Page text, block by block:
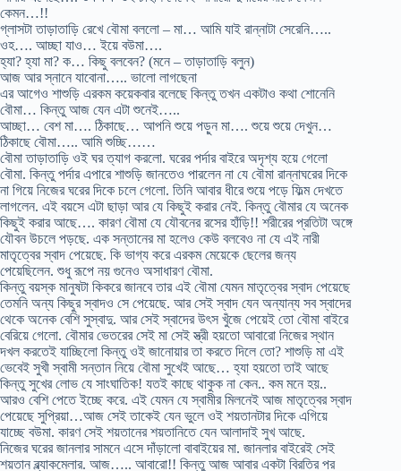
কেমন…!!
গ্লাসটা তাড়াতাড়ি রেখে বৌমা বললো – মা… আমি যাই রান্নাটা সেরেনি…..
ওহ…. আচ্ছা যাও… ইয়ে বউমা….
হ্যা? হ্যা মা? ক… কিছু বলবেন? (মনে – তাড়াতাড়ি বলুন)
আজ আর স্নানে যাবোনা….. ভালো লাগছেনা
এর আগেও শাশুড়ি এরকম কয়েকবার বলেছে কিন্তু তখন একটাও কথা শোনেনি
বৌমা… কিন্তু আজ যেন এটা শুনেই…..
আচ্ছা… বেশ মা…. ঠিকাছে… আপনি শুয়ে পড়ুন মা…. শুয়ে শুয়ে দেখুন…
ঠিকাছে বৌমা….. আমি শুচ্ছি……
বৌমা তাড়াতাড়ি ওই ঘর ত্যাগ করলো. ঘরের পর্দার বাইরে অদৃশ্য হয়ে গেলো
বৌমা. কিন্তু পর্দার এপারে শাশুড়ি জানতেও পারলেন না যে বৌমা রান্নাঘরের দিকে
না গিয়ে নিজের ঘরের দিকে চলে গেলো. তিনি আবার ধীরে শুয়ে পড়ে ফিল্ম দেখতে
লাগলেন. এই বয়সে এটা ছাড়া আর যে কিছুই করার নেই. কিন্তু বৌমার যে অনেক
কিছুই করার আছে…. কারণ বৌমা যে যৌবনের রসের হাঁড়ি!! শরীরের প্রতিটা অঙ্গে
যৌবন উচলে পড়ছে. এক সন্তানের মা হলেও কেউ বলবেও না যে এই নারী
মাতৃত্বের স্বাদ পেয়েছে. কি ভাগ্য করে এরকম মেয়েকে ছেলের জন্য
পেয়েছিলেন. শুধু রূপে নয় গুনেও অসাধারণ বৌমা.
কিন্তু বয়স্ক মানুষটা কিকরে জানবে তার এই বৌমা যেমন মাতৃত্বের স্বাদ পেয়েছে
তেমনি অন্য কিছুর স্বাদও সে পেয়েছে. আর সেই স্বাদ যেন অন্যান্য সব স্বাদের
থেকে অনেক বেশি সুস্বাদু. আর সেই স্বাদের উৎস খুঁজে পেয়েই তো বৌমা বাইরে
বেরিয়ে গেলো. বৌমার ভেতরের সেই মা সেই স্ত্রী হয়তো আবারো নিজের স্থান
দখল করতেই যাচ্ছিলো কিন্তু ওই জানোয়ার তা করতে দিলে তো? শাশুড়ি মা এই
ভেবেই সুখী স্বামী সন্তান নিয়ে বৌমা সুখেই আছে… হ্যা হয়তো তাই আছে
কিন্তু সুখের লোভ যে সাংঘাতিক! যতই কাছে থাকুক না কেন.. কম মনে হয়..
আরও বেশি পেতে ইচ্ছে করে. এই যেমন যে স্বামীর মিলনেই আজ মাতৃত্বের স্বাদ
পেয়েছে সুপ্রিয়া…আজ সেই তাকেই যেন ভুলে ওই শয়তানটার দিকে এগিয়ে
যাচ্ছে বউমা. কারণ সেই শয়তানের শয়তানিতে যেন আলাদাই সুখ আছে.
নিজের ঘরের জানলার সামনে এসে দাঁড়ালো বাবাইয়ের মা. জানলার বাইরেই সেই
শয়তান ব্ল্যাকমেলার. আজ….. আবারো!! কিন্তু আজ আবার একটা বিরতির পর